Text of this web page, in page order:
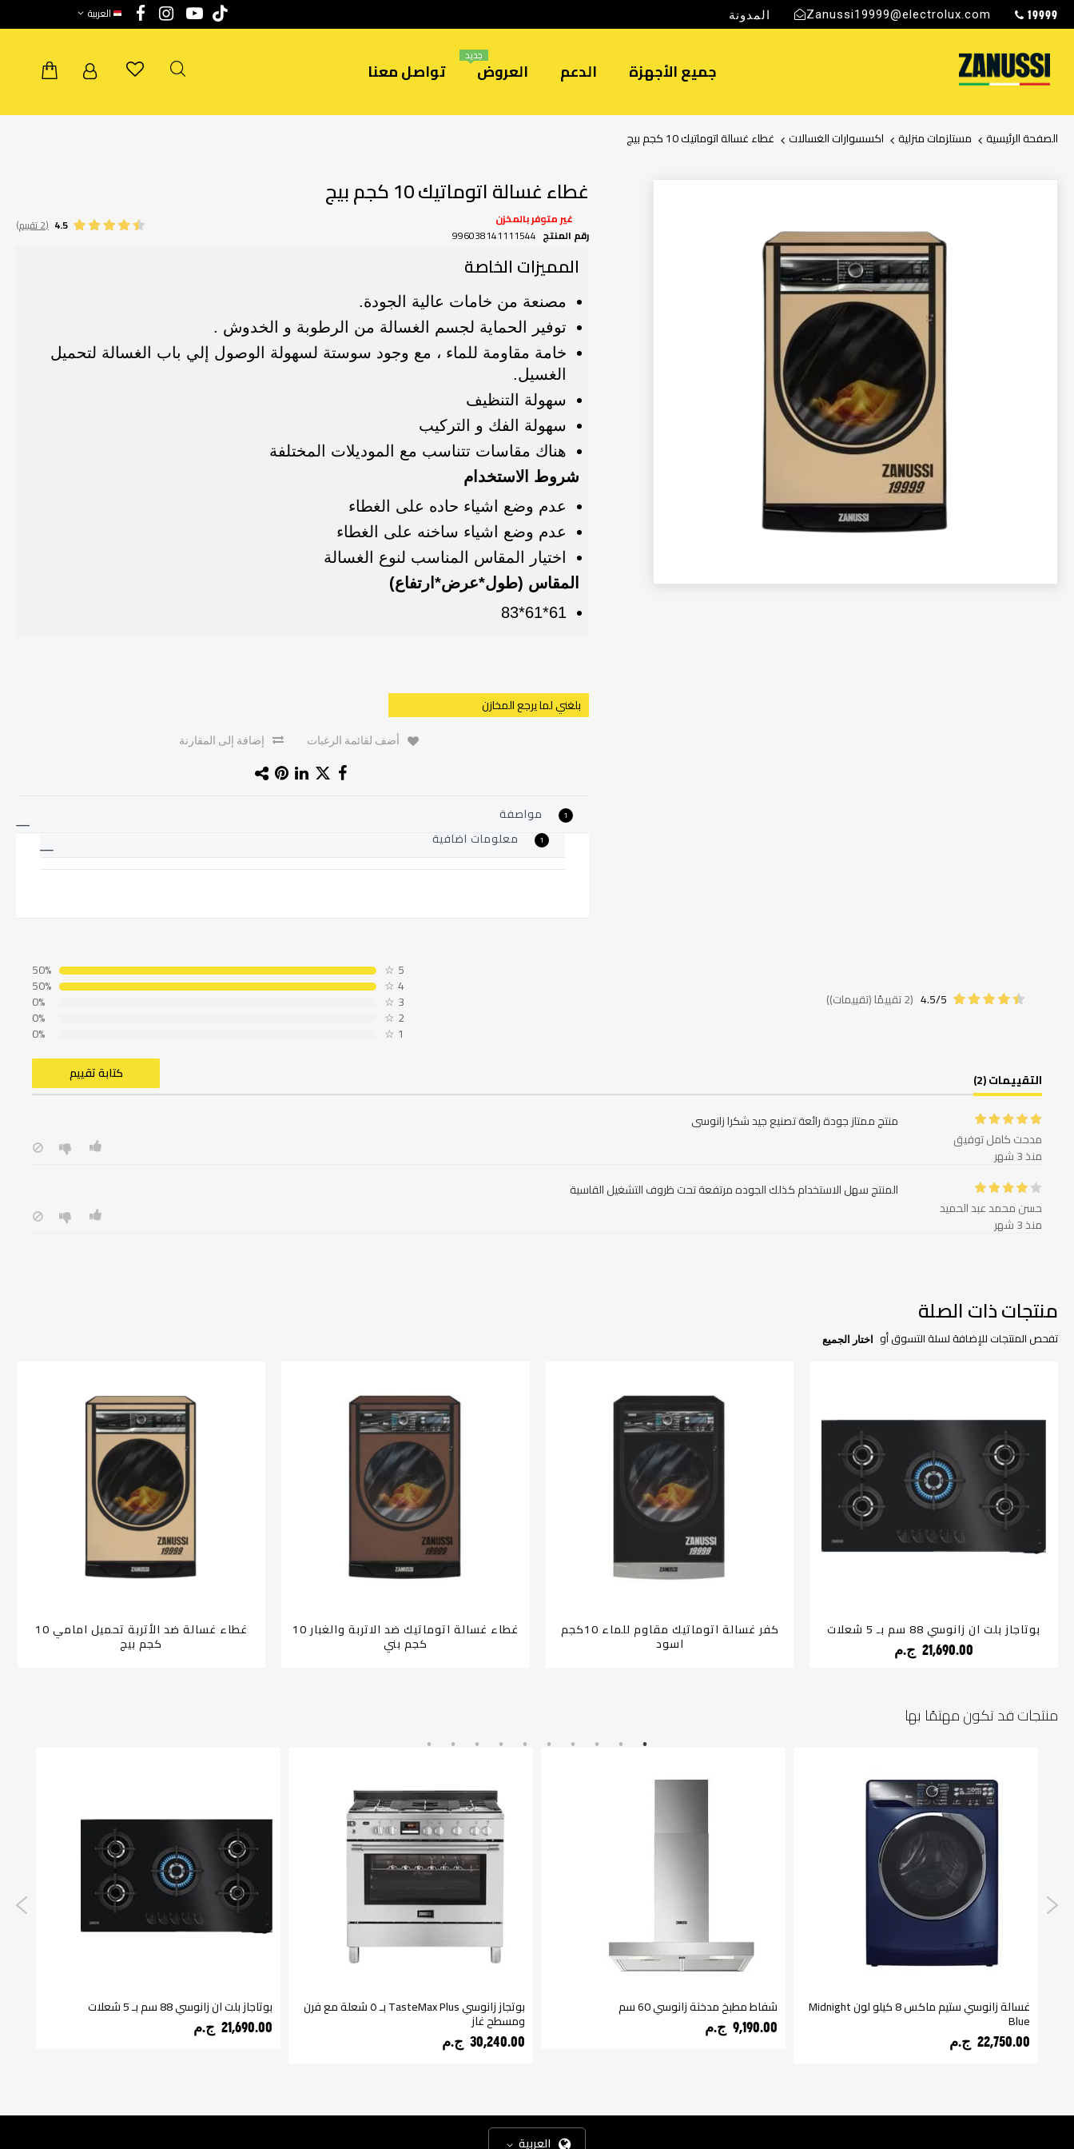
19999
Zanussi19999@electrolux.com المدونة العربية
جميع الأجهزة الدعم العروض
جديد
تواصل معنا
الصفحة الرئيسية مستلزمات منزلية اكسسوارات الغسالات غطاء غسالة اتوماتيك 10 كجم بيج
تخطي
غطاء غسالة اتوماتيك 10 كجم بيج
غير متوفر بالمخزن
رقم المنتج 996038141111544
4.5 (2 تقييم)
المميزات الخاصة
مصنعة من خامات عالية الجودة.
توفير الحماية لجسم الغسالة من الرطوبة و الخدوش .
خامة مقاومة للماء ، مع وجود سوستة لسهولة الوصول إلي باب الغسالة لتحميل
الغسيل.
سهولة التنظيف
سهولة الفك و التركيب
هناك مقاسات تتناسب مع الموديلات المختلفة
شروط الاستخدام
عدم وضع اشياء حاده على الغطاء
عدم وضع اشياء ساخنه على الغطاء
اختيار المقاس المناسب لنوع الغسالة
المقاس (طول*عرض*ارتفاع)
61*61*83
بلغني لما يرجع المخازن
أضف لقائمة الرغبات إضافة إلى المقارنة
1 مواصفة
1 معلومات اضافية
4.5/5 (2 تقييمًا (تقييمات))
5
☆
50%
4
☆
50%
3
☆
0%
2
☆
0%
1
☆
0%
التقييمات (2) كتابة تقييم
مدحت كامل توفيق
منذ 3 شهر
منتج ممتاز جودة رائعة تصنيع جيد شكرا زانوسى
حسن محمد عبد الحميد
منذ 3 شهر
المنتج سهل الاستخدام كذلك الجوده مرتفعة تحت ظروف التشغيل القاسية
منتجات ذات الصلة
تفحص المنتجات للإضافة لسلة التسوق أو اختار الجميع
بوتاجاز بلت ان زانوسي 88 سم بـ 5 شعلات
21,690.00 ج.م‏
كفر غسالة اتوماتيك مقاوم للماء 10كجم
اسود
غطاء غسالة اتوماتيك ضد الاتربة والغبار 10
كجم بني
غطاء غسالة ضد الأتربة تحميل امامي 10
كجم بيج
منتجات قد تكون مهتمًا بها
غسالة زانوسي ستيم ماكس 8 كيلو لون Midnight
Blue
22,750.00 ج.م‏
شفاط مطبخ مدخنة زانوسي 60 سم
9,190.00 ج.م‏
بوتجاز زانوسي TasteMax Plus بـ ٥ شعلة مع فرن
ومسطح غاز
30,240.00 ج.م‏
بوتاجاز بلت ان زانوسي 88 سم بـ 5 شعلات
21,690.00 ج.م‏
العربية